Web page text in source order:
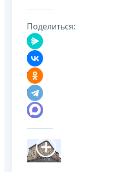
Поделиться: